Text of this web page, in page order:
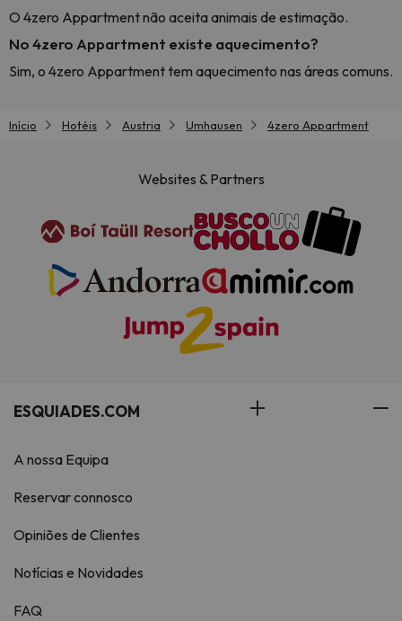
O 4zero Appartment não aceita animais de estimação.
No 4zero Appartment existe aquecimento?
Sim, o 4zero Appartment tem aquecimento nas áreas comuns.
Início Hotéis Austria Umhausen 4zero Appartment
Websites & Partners
ESQUIADES.COM
A nossa Equipa
Reservar connosco
Opiniões de Clientes
Notícias e Novidades
FAQ